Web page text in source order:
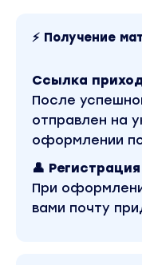
Заголовки H1-
Скорость
Адаптивная
Дубли страниц
Битые ссылки
⚡ Получение
Ссылка
После
отправлен на
оформлении
👤
При
вами почту